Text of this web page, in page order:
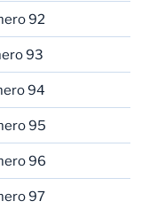
92
93
94
95
96
97